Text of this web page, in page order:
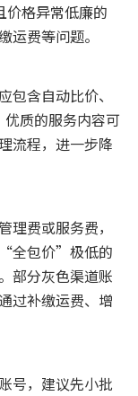
价格异常低廉的
运费等问题。
包含自动比价、
质的服务内容可
流程，进一步降
费或服务费，
“全包价”极低的
部分灰色渠道账
过补缴运费、增
号，建议先小批